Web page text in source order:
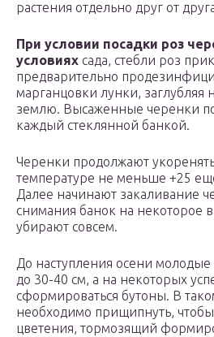
растения отдельно друг от
При условии посадки роз
условиях сада, стебли роз
предварительно
марганцовки лунки,
землю. Высаженные черенки
каждый стеклянной банкой.
Черенки продолжают
температуре не меньше +25
Далее начинают закаливание
снимания банок на некоторое
убирают совсем.
До наступления осени молодые
до 30-40 см, а на некоторых
сформироваться бутоны. В
необходимо прищипнуть, чтобы
цветения, тормозящий